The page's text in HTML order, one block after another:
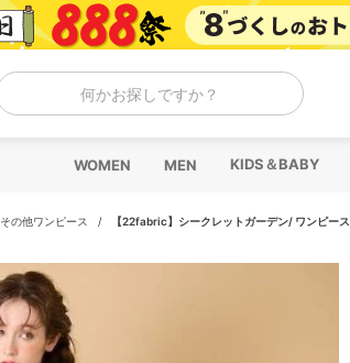
何かお探しですか？
WOMEN MEN KIDS＆BABY
その他ワンピース / 【22fabric】シークレットガーデン/ ワンピース